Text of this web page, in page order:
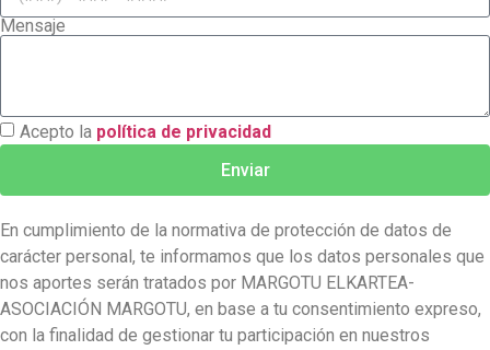
Mensaje
Acepto la política de privacidad
Enviar
En cumplimiento de la normativa de protección de datos de
carácter personal, te informamos que los datos personales que
nos aportes serán tratados por MARGOTU ELKARTEA-
ASOCIACIÓN MARGOTU, en base a tu consentimiento expreso,
con la finalidad de gestionar tu participación en nuestros